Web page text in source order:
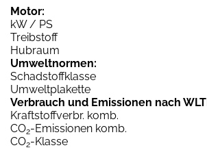
Motor:
kW / PS
Treibstoff
Hubraum
Umweltnormen:
Schadstoffklasse
Umweltplakette
Verbrauch und Emissionen nach
Kraftstoffverbr. komb.
CO2-Emissionen komb.
CO2-Klasse